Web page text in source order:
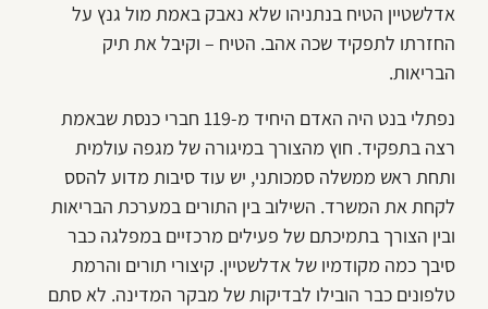
אדלשטיין הטיח בנתניהו שלא נאבק באמת מול גנץ על
החזרתו לתפקיד שכה אהב. הטיח – וקיבל את תיק
הבריאות.
נפתלי בנט היה האדם היחיד מ-119 חברי כנסת שבאמת
רצה בתפקיד. חוץ מהצורך במיגורה של מגפה עולמית
ותחת ראש ממשלה סמכותני, יש עוד סיבות מדוע להסס
לקחת את המשרד. השילוב בין התורים במערכת הבריאות
ובין הצורך בתמיכתם של פעילים מרכזיים במפלגה כבר
סיבך כמה מקודמיו של אדלשטיין. קיצורי תורים והרמת
טלפונים כבר הובילו לבדיקות של מבקר המדינה. לא סתם